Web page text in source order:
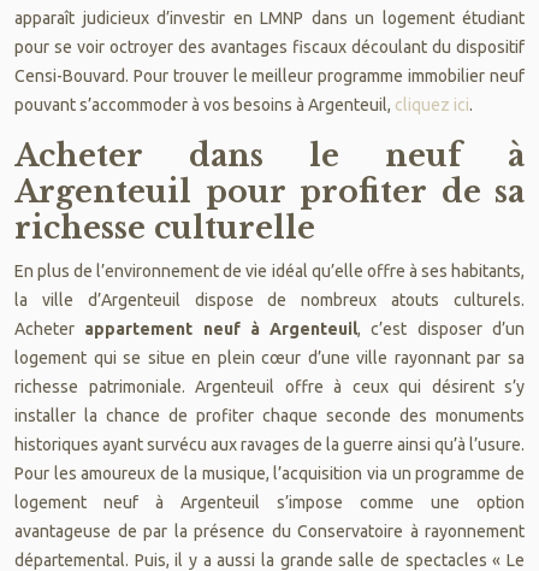
apparaît judicieux d’investir en LMNP dans un logement étudiant
pour se voir octroyer des avantages fiscaux découlant du dispositif
Censi-Bouvard. Pour trouver le meilleur programme immobilier neuf
pouvant s’accommoder à vos besoins à Argenteuil, cliquez ici.
Acheter dans le neuf à
Argenteuil pour profiter de sa
richesse culturelle
En plus de l’environnement de vie idéal qu’elle offre à ses habitants,
la ville d’Argenteuil dispose de nombreux atouts culturels.
Acheter appartement neuf à Argenteuil, c’est disposer d’un
logement qui se situe en plein cœur d’une ville rayonnant par sa
richesse patrimoniale. Argenteuil offre à ceux qui désirent s’y
installer la chance de profiter chaque seconde des monuments
historiques ayant survécu aux ravages de la guerre ainsi qu’à l’usure.
Pour les amoureux de la musique, l’acquisition via un programme de
logement neuf à Argenteuil s’impose comme une option
avantageuse de par la présence du Conservatoire à rayonnement
départemental. Puis, il y a aussi la grande salle de spectacles « Le